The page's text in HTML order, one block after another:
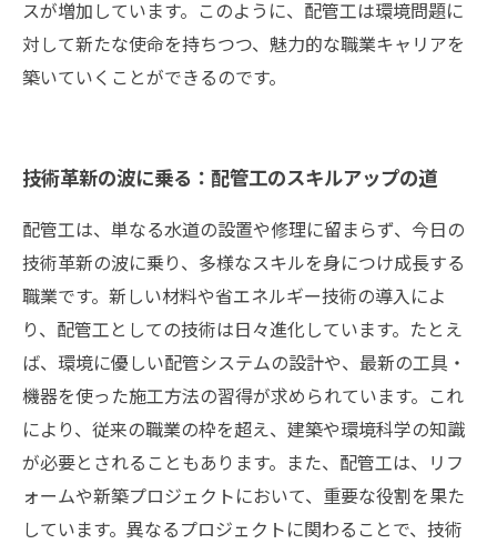
スが増加しています。このように、配管工は環境問題に
対して新たな使命を持ちつつ、魅力的な職業キャリアを
築いていくことができるのです。
技術革新の波に乗る：配管工のスキルアップの道
配管工は、単なる水道の設置や修理に留まらず、今日の
技術革新の波に乗り、多様なスキルを身につけ成長する
職業です。新しい材料や省エネルギー技術の導入によ
り、配管工としての技術は日々進化しています。たとえ
ば、環境に優しい配管システムの設計や、最新の工具・
機器を使った施工方法の習得が求められています。これ
により、従来の職業の枠を超え、建築や環境科学の知識
が必要とされることもあります。また、配管工は、リフ
ォームや新築プロジェクトにおいて、重要な役割を果た
しています。異なるプロジェクトに関わることで、技術